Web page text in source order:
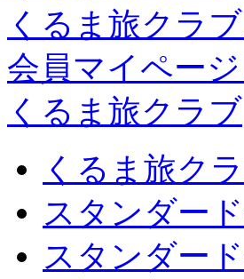
くるま旅クラ
会員マイペー
くるま旅クラブ
くるま旅ク
スタンダー
スタンダー